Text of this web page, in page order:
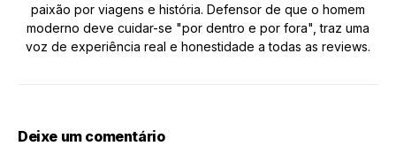
paixão por viagens e história. Defensor de que o homem
moderno deve cuidar-se "por dentro e por fora", traz uma
voz de experiência real e honestidade a todas as reviews.
Deixe um comentário